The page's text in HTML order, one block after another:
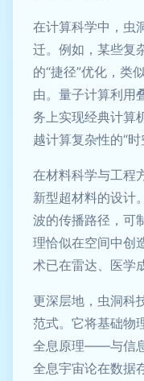
在计算科学中，虫
迁。例如，某些复
的“捷径”优化，类
由。量子计算利用
务上实现经典计算
越计算复杂性的“时
在材料科学与工程
新型超材料的设计
波的传播路径，可
理恰似在空间中创
术已在雷达、医学
更深层地，虫洞科
范式。它将基础物
全息原理——与信
全息宇宙论在数据